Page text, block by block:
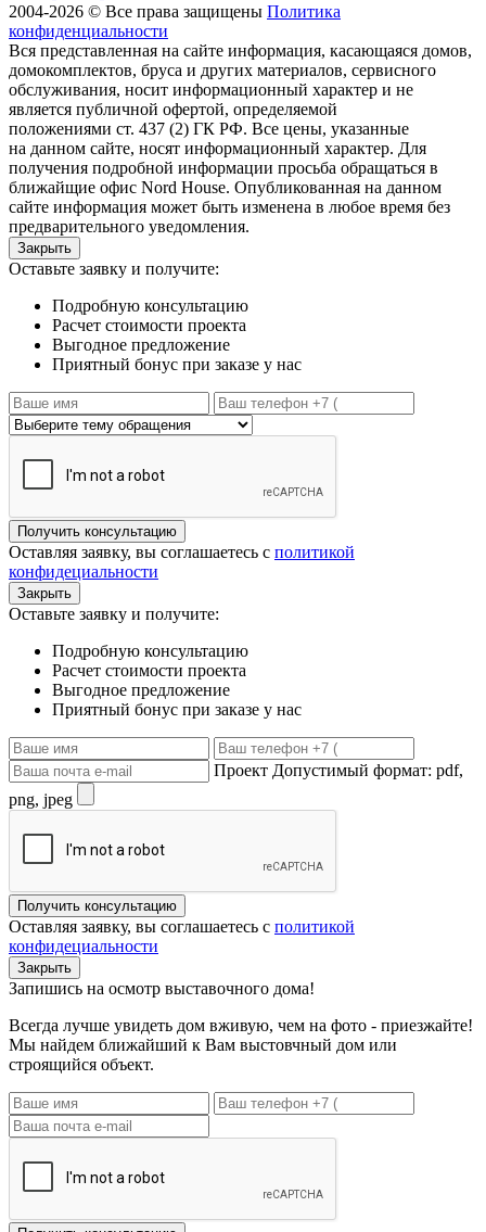
2004-2026 © Все права защищены Политика
конфиденциальности
Вся представленная на сайте информация, касающаяся домов,
домокомплектов, бруса и других материалов, сервисного
обслуживания, носит информационный характер и не
является публичной офертой, определяемой
положениями ст. 437 (2) ГК РФ. Все цены, указанные
на данном сайте, носят информационный характер. Для
получения подробной информации просьба обращаться в
ближайщие офис Nord House. Опубликованная на данном
сайте информация может быть изменена в любое время без
предварительного уведомления.
Закрыть
Оставьте заявку и получите:
Подробную консультацию
Расчет стоимости проекта
Выгодное предложение
Приятный бонус при заказе у нас
Получить консультацию
Оставляя заявку, вы соглашаетесь с политикой
конфидециальности
Закрыть
Оставьте заявку и получите:
Подробную консультацию
Расчет стоимости проекта
Выгодное предложение
Приятный бонус при заказе у нас
Проект Допустимый формат: pdf,
png, jpeg
Получить консультацию
Оставляя заявку, вы соглашаетесь с политикой
конфидециальности
Закрыть
Запишись на осмотр выставочного дома!
Всегда лучше увидеть дом вживую, чем на фото - приезжайте!
Мы найдем ближайший к Вам выстовчный дом или
строящийся объект.